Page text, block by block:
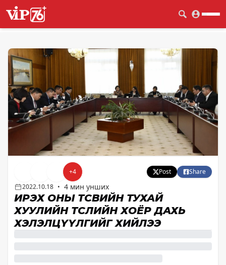
+4 Post
Share
2022.10.18 • 4 мин унших
ИРЭХ ОНЫ ТӨСВИЙН ТУХАЙ
ХУУЛИЙН ТӨСЛИЙН ХОЁР ДАХЬ
ХЭЛЭЛЦҮҮЛГИЙГ ХИЙЛЭЭ